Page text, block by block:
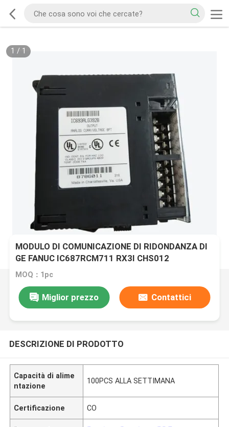
1 / 1
MODULO DI COMUNICAZIONE DI RIDONDANZA DI
GE FANUC IC687RCM711 RX3I CHS012
MOQ：1pc
Miglior prezzo Contattici
DESCRIZIONE DI PRODOTTO
Capacità di alime
ntazione
100PCS ALLA SETTIMANA
Certificazione CO